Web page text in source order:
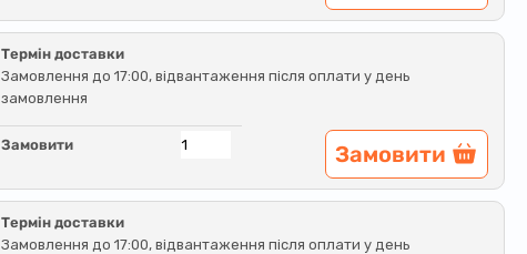
Термін доставки
Замовлення до 17:00, відвантаження після оплати у день
замовлення
Замовити Замовити
Термін доставки
Замовлення до 17:00, відвантаження після оплати у день